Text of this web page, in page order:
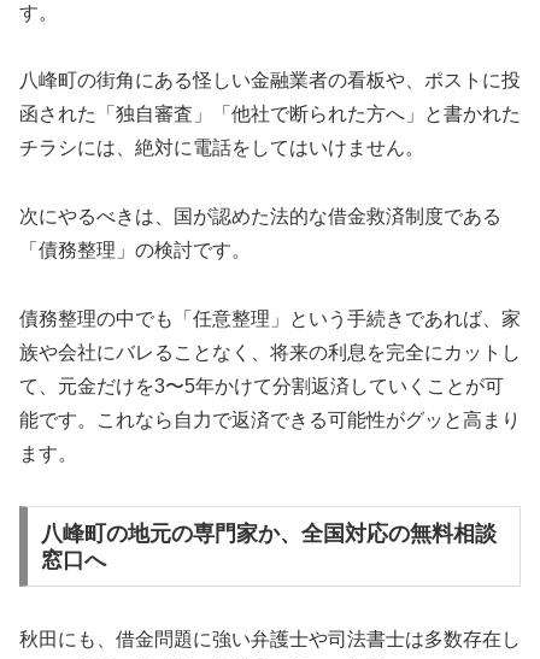
す。
八峰町の街角にある怪しい金融業者の看板や、ポストに投
函された「独自審査」「他社で断られた方へ」と書かれた
チラシには、絶対に電話をしてはいけません。
次にやるべきは、国が認めた法的な借金救済制度である
「債務整理」の検討です。
債務整理の中でも「任意整理」という手続きであれば、家
族や会社にバレることなく、将来の利息を完全にカットし
て、元金だけを3〜5年かけて分割返済していくことが可
能です。これなら自力で返済できる可能性がグッと高まり
ます。
八峰町の地元の専門家か、全国対応の無料相談
窓口へ
秋田にも、借金問題に強い弁護士や司法書士は多数存在し